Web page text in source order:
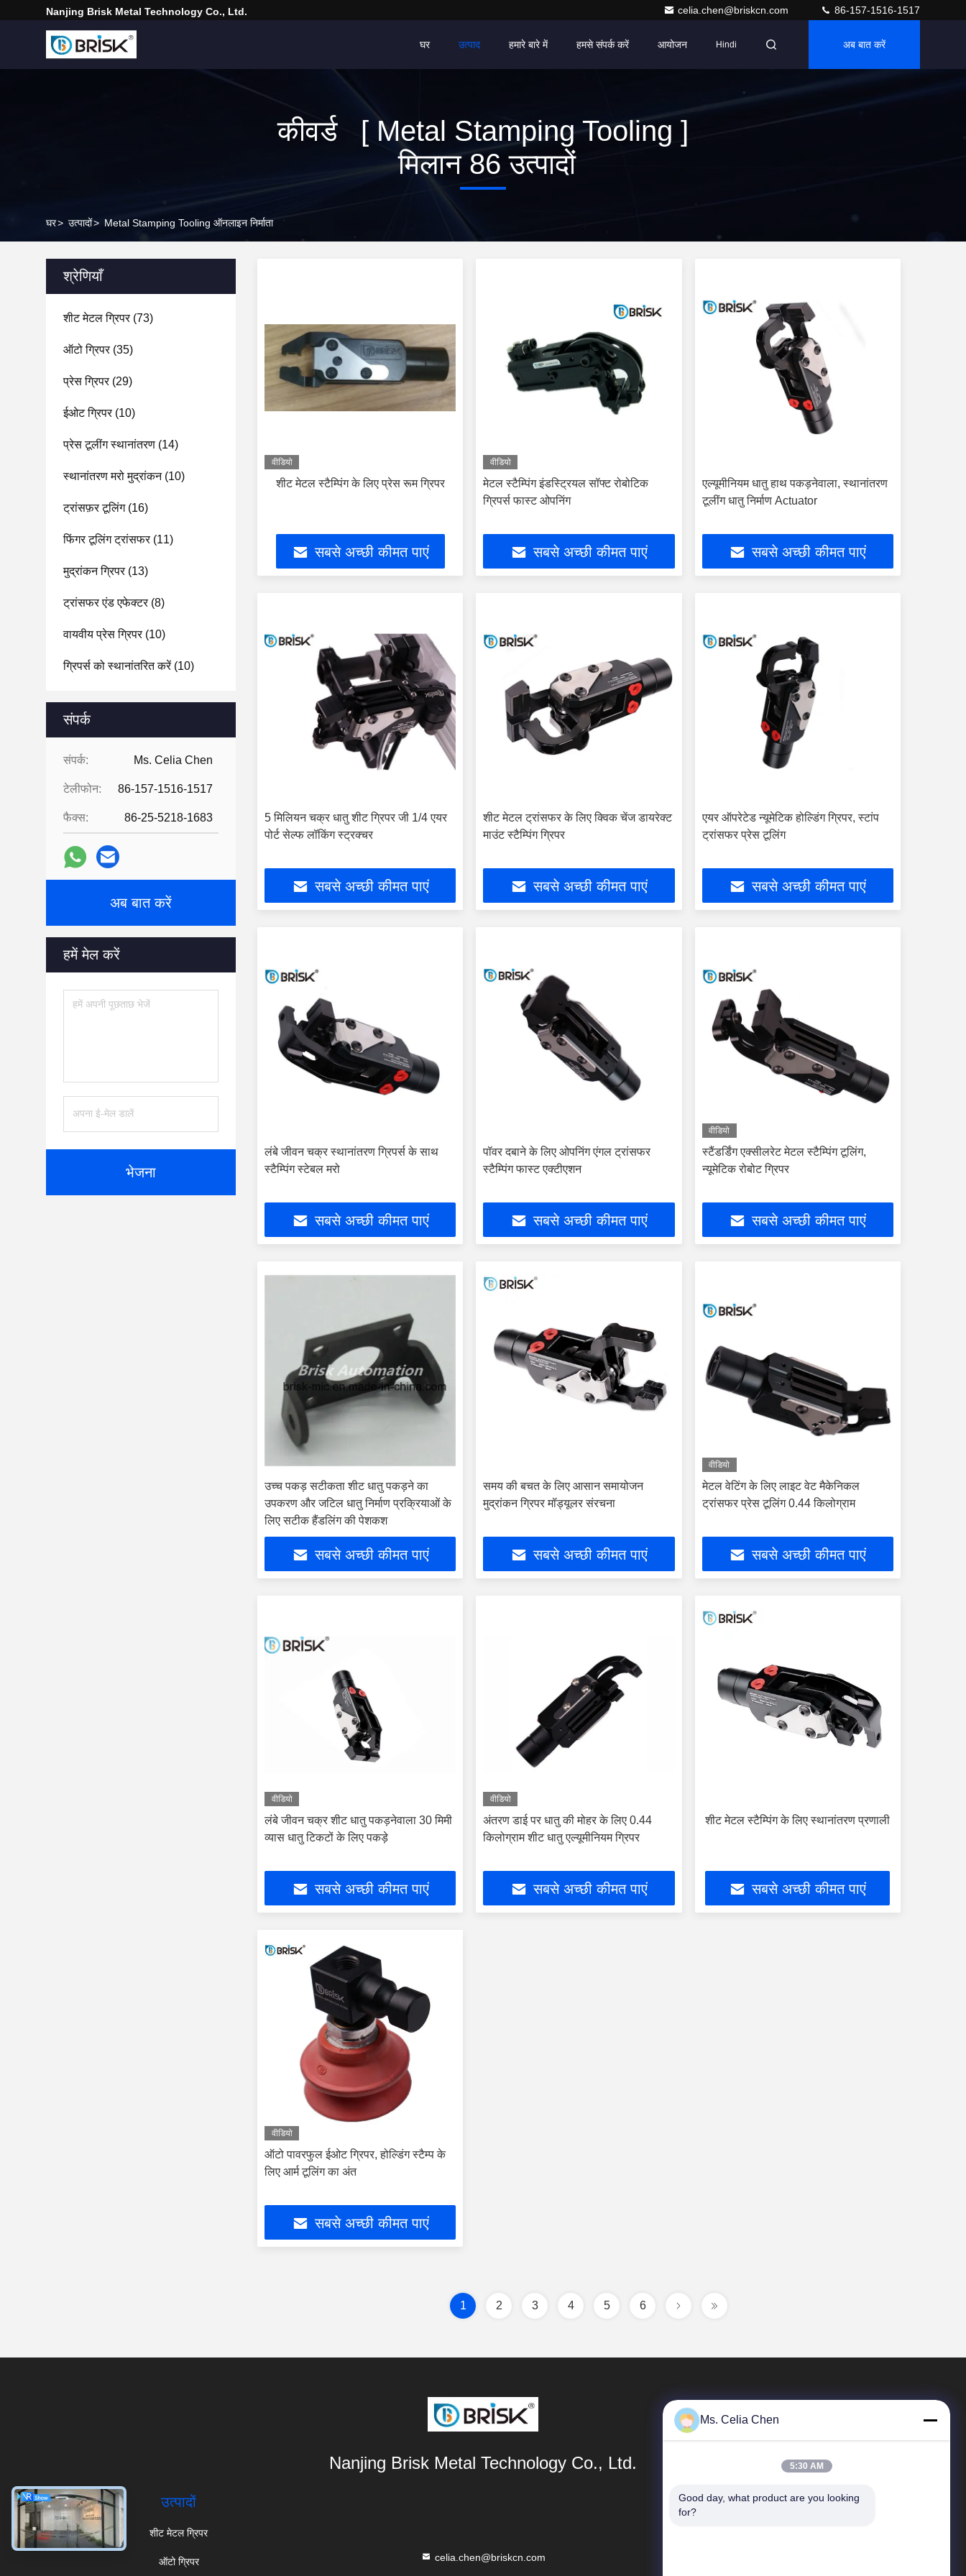
Nanjing Brisk Metal Technology Co., Ltd. celia.chen@briskcn.com 86-157-1516-1517
घर उत्पाद हमारे बारे में हमसे संपर्क करें आयोजन Hindi अब बात करें
कीवर्ड [ Metal Stamping Tooling ]
मिलान 86 उत्पादों
घर> उत्पादों> Metal Stamping Tooling ऑनलाइन निर्माता
श्रेणियाँ
शीट मेटल ग्रिपर(73)
ऑटो ग्रिपर(35)
प्रेस ग्रिपर(29)
ईओट ग्रिपर(10)
प्रेस टूलींग स्थानांतरण (14)
स्थानांतरण मरो मुद्रांकन(10)
ट्रांसफ़र टूलिंग(16)
फिंगर टूलिंग ट्रांसफर(11)
मुद्रांकन ग्रिपर(13)
ट्रांसफर एंड एफेक्टर(8)
वायवीय प्रेस ग्रिपर(10)
ग्रिपर्स को स्थानांतरित करें(10)
संपर्क
संपर्क: Ms. Celia Chen
टेलीफोन: 86-157-1516-1517
फैक्स: 86-25-5218-1683
अब बात करें
हमें मेल करें
भेजना
वीडियो
शीट मेटल स्टैम्पिंग के लिए प्रेस रूम ग्रिपर
सबसे अच्छी कीमत पाएं
वीडियो
मेटल स्टैम्पिंग इंडस्ट्रियल सॉफ्ट रोबोटिक
ग्रिपर्स फास्ट ओपनिंग
सबसे अच्छी कीमत पाएं
एल्यूमीनियम धातु हाथ पकड़नेवाला, स्थानांतरण
टूलींग धातु निर्माण Actuator
सबसे अच्छी कीमत पाएं
5 मिलियन चक्र धातु शीट ग्रिपर जी 1/4 एयर
पोर्ट सेल्फ लॉकिंग स्ट्रक्चर
सबसे अच्छी कीमत पाएं
शीट मेटल ट्रांसफर के लिए क्विक चेंज डायरेक्ट
माउंट स्टैम्पिंग ग्रिपर
सबसे अच्छी कीमत पाएं
एयर ऑपरेटेड न्यूमेटिक होल्डिंग ग्रिपर, स्टांप
ट्रांसफर प्रेस टूलिंग
सबसे अच्छी कीमत पाएं
लंबे जीवन चक्र स्थानांतरण ग्रिपर्स के साथ
स्टैम्पिंग स्टेबल मरो
सबसे अच्छी कीमत पाएं
पॉवर दबाने के लिए ओपनिंग एंगल ट्रांसफर
स्टैम्पिंग फास्ट एक्टीएशन
सबसे अच्छी कीमत पाएं
वीडियो
स्टैंडर्डिंग एक्सीलरेट मेटल स्टैम्पिंग टूलिंग,
न्यूमेटिक रोबोट ग्रिपर
सबसे अच्छी कीमत पाएं
उच्च पकड़ सटीकता शीट धातु पकड़ने का
उपकरण और जटिल धातु निर्माण प्रक्रियाओं के
लिए सटीक हैंडलिंग की पेशकश
सबसे अच्छी कीमत पाएं
समय की बचत के लिए आसान समायोजन
मुद्रांकन ग्रिपर मॉड्यूलर संरचना
सबसे अच्छी कीमत पाएं
वीडियो
मेटल वेटिंग के लिए लाइट वेट मैकेनिकल
ट्रांसफर प्रेस टूलिंग 0.44 किलोग्राम
सबसे अच्छी कीमत पाएं
वीडियो
लंबे जीवन चक्र शीट धातु पकड़नेवाला 30 मिमी
व्यास धातु टिकटों के लिए पकड़े
सबसे अच्छी कीमत पाएं
वीडियो
अंतरण डाई पर धातु की मोहर के लिए 0.44
किलोग्राम शीट धातु एल्यूमीनियम ग्रिपर
सबसे अच्छी कीमत पाएं
शीट मेटल स्टैम्पिंग के लिए स्थानांतरण प्रणाली
सबसे अच्छी कीमत पाएं
वीडियो
ऑटो पावरफुल ईओट ग्रिपर, होल्डिंग स्टैम्प के
लिए आर्म टूलिंग का अंत
सबसे अच्छी कीमत पाएं
1 2 3 4 5 6
Nanjing Brisk Metal Technology Co., Ltd.
उत्पादों
शीट मेटल ग्रिपर
ऑटो ग्रिपर celia.chen@briskcn.com
त्वरित सम्पक
Ms. Celia Chen
5:30 AM
Good day, what product are you looking
for?